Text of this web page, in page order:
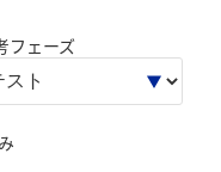
フェーズ